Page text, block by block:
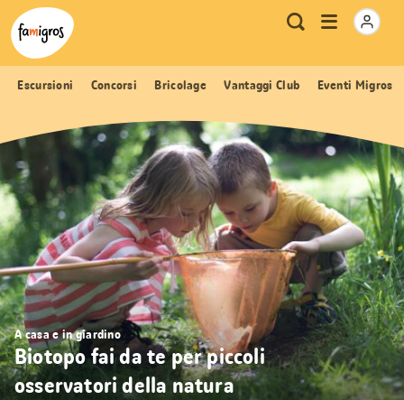
Navigazione
segnalibri
Header
Logo Metanavigazione
Ricerca
Apri
menu
Escursioni Concorsi Bricolage Vantaggi Club Eventi Migros
A casa e in giardino
Biotopo fai da te per piccoli
osservatori della natura